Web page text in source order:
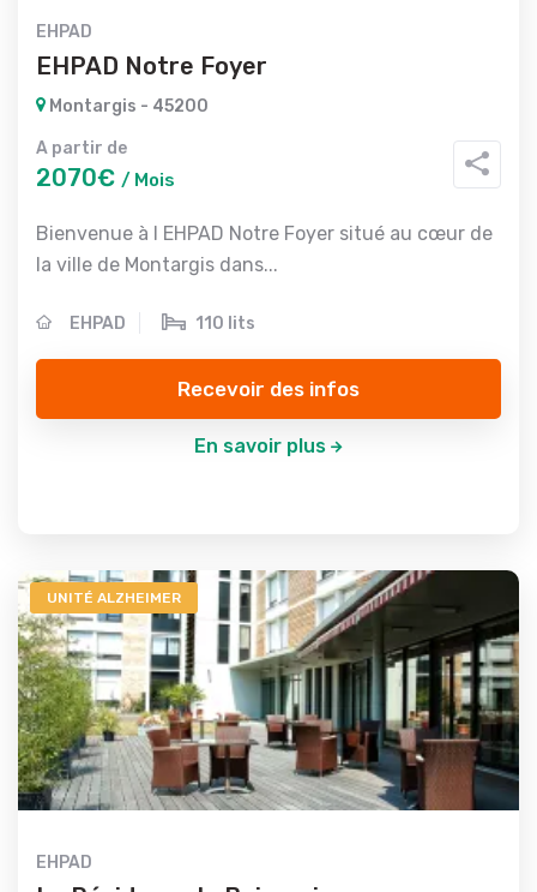
EHPAD
EHPAD Notre Foyer
Montargis - 45200
A partir de
2070€ / Mois
Bienvenue à l EHPAD Notre Foyer situé au cœur de
la ville de Montargis dans...
EHPAD 110 lits
Recevoir des infos
En savoir plus
UNITÉ ALZHEIMER
EHPAD